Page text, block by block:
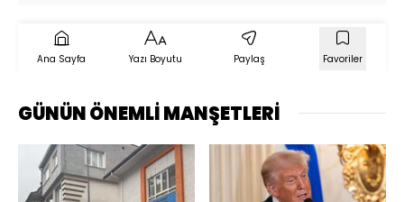
Ana Sayfa Yazı Boyutu Paylaş Favoriler
GÜNÜN ÖNEMLİ MANŞETLERİ